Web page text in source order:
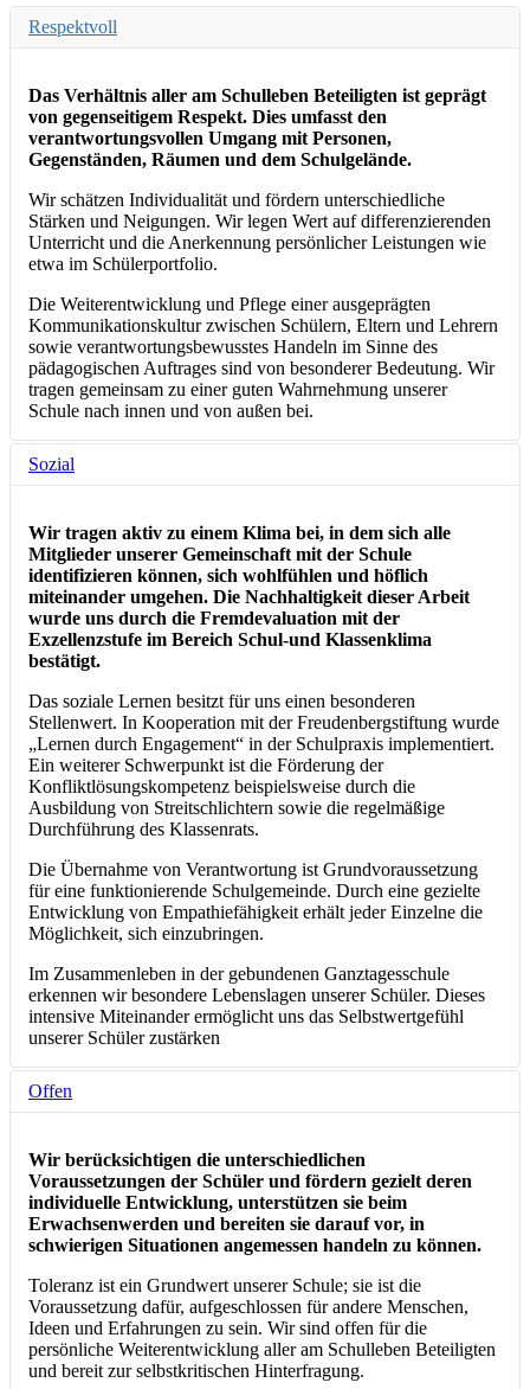
Respektvoll
Das Verhältnis aller am Schulleben Beteiligten ist geprägt
von gegenseitigem Respekt. Dies umfasst den
verantwortungsvollen Umgang mit Personen,
Gegenständen, Räumen und dem Schulgelände.
Wir schätzen Individualität und fördern unterschiedliche
Stärken und Neigungen. Wir legen Wert auf differenzierenden
Unterricht und die Anerkennung persönlicher Leistungen wie
etwa im Schülerportfolio.
Die Weiterentwicklung und Pflege einer ausgeprägten
Kommunikationskultur zwischen Schülern, Eltern und Lehrern
sowie verantwortungsbewusstes Handeln im Sinne des
pädagogischen Auftrages sind von besonderer Bedeutung. Wir
tragen gemeinsam zu einer guten Wahrnehmung unserer
Schule nach innen und von außen bei.
Sozial
Wir tragen aktiv zu einem Klima bei, in dem sich alle
Mitglieder unserer Gemeinschaft mit der Schule
identifizieren können, sich wohlfühlen und höflich
miteinander umgehen. Die Nachhaltigkeit dieser Arbeit
wurde uns durch die Fremdevaluation mit der
Exzellenzstufe im Bereich Schul-und Klassenklima
bestätigt.
Das soziale Lernen besitzt für uns einen besonderen
Stellenwert. In Kooperation mit der Freudenbergstiftung wurde
„Lernen durch Engagement“ in der Schulpraxis implementiert.
Ein weiterer Schwerpunkt ist die Förderung der
Konfliktlösungskompetenz beispielsweise durch die
Ausbildung von Streitschlichtern sowie die regelmäßige
Durchführung des Klassenrats.
Die Übernahme von Verantwortung ist Grundvoraussetzung
für eine funktionierende Schulgemeinde. Durch eine gezielte
Entwicklung von Empathiefähigkeit erhält jeder Einzelne die
Möglichkeit, sich einzubringen.
Im Zusammenleben in der gebundenen Ganztagesschule
erkennen wir besondere Lebenslagen unserer Schüler. Dieses
intensive Miteinander ermöglicht uns das Selbstwertgefühl
unserer Schüler zustärken
Offen
Wir berücksichtigen die unterschiedlichen
Voraussetzungen der Schüler und fördern gezielt deren
individuelle Entwicklung, unterstützen sie beim
Erwachsenwerden und bereiten sie darauf vor, in
schwierigen Situationen angemessen handeln zu können.
Toleranz ist ein Grundwert unserer Schule; sie ist die
Voraussetzung dafür, aufgeschlossen für andere Menschen,
Ideen und Erfahrungen zu sein. Wir sind offen für die
persönliche Weiterentwicklung aller am Schulleben Beteiligten
und bereit zur selbstkritischen Hinterfragung.